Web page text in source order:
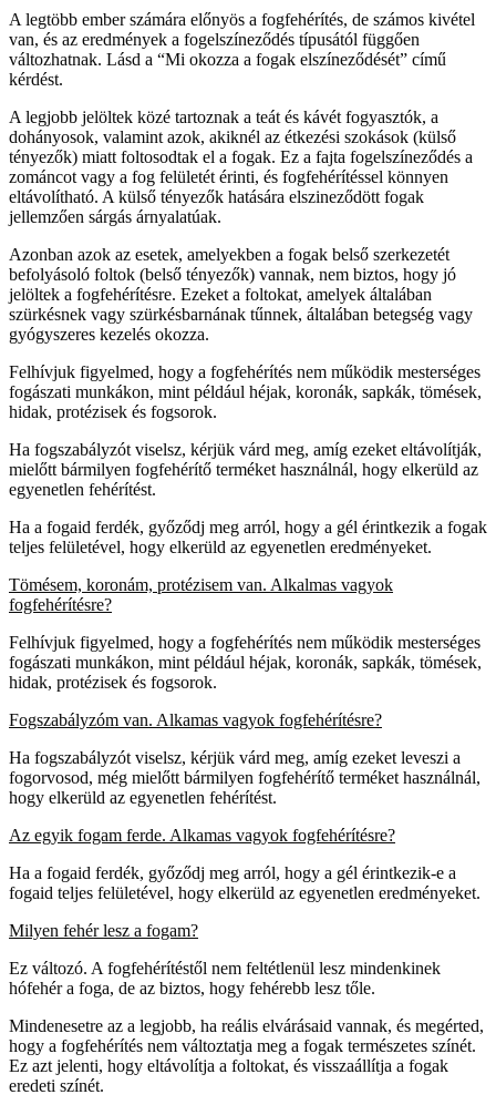
A legtöbb ember számára előnyös a fogfehérítés, de számos kivétel
van, és az eredmények a fogelszíneződés típusától függően
változhatnak. Lásd a “Mi okozza a fogak elszíneződését” című
kérdést.
A legjobb jelöltek közé tartoznak a teát és kávét fogyasztók, a
dohányosok, valamint azok, akiknél az étkezési szokások (külső
tényezők) miatt foltosodtak el a fogak. Ez a fajta fogelszíneződés a
zománcot vagy a fog felületét érinti, és fogfehérítéssel könnyen
eltávolítható. A külső tényezők hatására elszineződött fogak
jellemzően sárgás árnyalatúak.
Azonban azok az esetek, amelyekben a fogak belső szerkezetét
befolyásoló foltok (belső tényezők) vannak, nem biztos, hogy jó
jelöltek a fogfehérítésre. Ezeket a foltokat, amelyek általában
szürkésnek vagy szürkésbarnának tűnnek, általában betegség vagy
gyógyszeres kezelés okozza.
Felhívjuk figyelmed, hogy a fogfehérítés nem működik mesterséges
fogászati ​​munkákon, mint például héjak, koronák, sapkák, tömések,
hidak, protézisek és fogsorok.
Ha fogszabályzót viselsz, kérjük várd meg, amíg ezeket eltávolítják,
mielőtt bármilyen fogfehérítő terméket használnál, hogy elkerüld az
egyenetlen fehérítést.
Ha a fogaid ferdék, győződj meg arról, hogy a gél érintkezik a fogak
teljes felületével, hogy elkerüld az egyenetlen eredményeket.
Tömésem, koronám, protézisem van. Alkalmas vagyok
fogfehérítésre?
Felhívjuk figyelmed, hogy a fogfehérítés nem működik mesterséges
fogászati munkákon, mint például héjak, koronák, sapkák, tömések,
hidak, protézisek és fogsorok.
Fogszabályzóm van. Alkamas vagyok fogfehérítésre?
Ha fogszabályzót viselsz, kérjük várd meg, amíg ezeket leveszi a
fogorvosod, még mielőtt bármilyen fogfehérítő terméket használnál,
hogy elkerüld az egyenetlen fehérítést.
Az egyik fogam ferde. Alkamas vagyok fogfehérítésre?
Ha a fogaid ferdék, győződj meg arról, hogy a gél érintkezik-e a
fogaid teljes felületével, hogy elkerüld az egyenetlen eredményeket.
Milyen fehér lesz a fogam?
Ez változó. A fogfehérítéstől nem feltétlenül lesz mindenkinek
hófehér a foga, de az biztos, hogy fehérebb lesz tőle.
Mindenesetre az a legjobb, ha reális elvárásaid vannak, és megérted,
hogy a fogfehérítés nem változtatja meg a fogak természetes színét.
Ez azt jelenti, hogy eltávolítja a foltokat, és visszaállítja a fogak
eredeti színét.